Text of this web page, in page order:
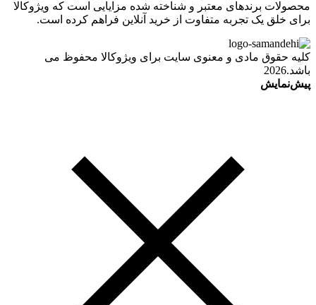
محصولات برندهای معتبر و شناخته شده مزایایی است که ویژوکالا
برای خلق یک تجربه متفاوت از خرید آنلاین فراهم کرده است.
کلیه حقوق مادی و معنوی سایت برای ویژوکالا محفوظ می
باشد.2026
پیش‌نمایش